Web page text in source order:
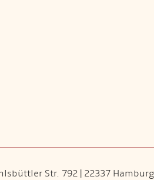
Str. 792 | 22337